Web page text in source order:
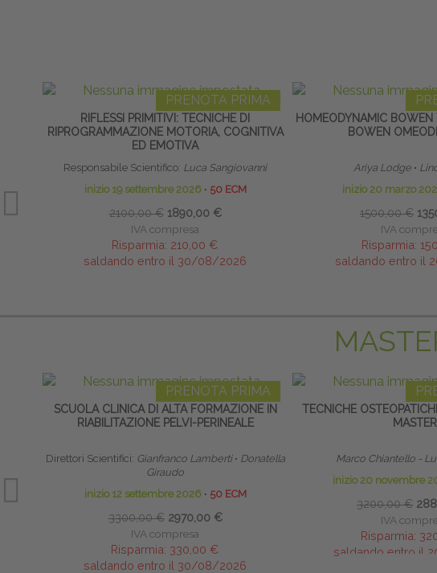
PRENOTA PRIMA
RIFLESSI PRIMITIVI: TECNICHE DI
RIPROGRAMMAZIONE MOTORIA, COGNITIVA
ED EMOTIVA
Responsabile Scientifico: Luca Sangiovanni
inizio 19 settembre 2026 ∙ 50 ECM
2100,00 € 1890,00 €
IVA compresa
Risparmia: 210,00 €
saldando entro il 30/08/2026
HOMEODYNAMIC BOWEN
BOWEN
Ariya Lodge ∙
inizio 20 marzo
1500,00 €
IVA
Risparmia:
saldando entro il
PRENOTA PRIMA
SCUOLA CLINICA DI ALTA FORMAZIONE IN
RIABILITAZIONE PELVI-PERINEALE
Direttori Scientifici: Gianfranco Lamberti ∙ Donatella
Giraudo
inizio 12 settembre 2026 ∙ 50 ECM
3300,00 € 2970,00 €
IVA compresa
Risparmia: 330,00 €
saldando entro il 30/08/2026
TECNICHE
MASTER
Marco Chiantello -
inizio 20 novembre
3200,00 €
IVA
Risparmia:
saldando entro il